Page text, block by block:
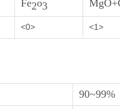
Fe2o3
<0> <1>
90~99%